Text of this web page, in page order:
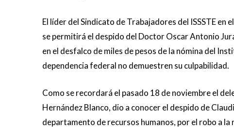
El líder del Sindicato de Trabajadores del ISSSTE
se permitirá el despido del Doctor Oscar Antonio
en el desfalco de miles de pesos de la nómina del
dependencia federal no demuestren su culpabilidad.
Como se recordará el pasado 18 de noviembre el
Hernández Blanco, dio a conocer el despido de
departamento de recursos humanos, por el robo a